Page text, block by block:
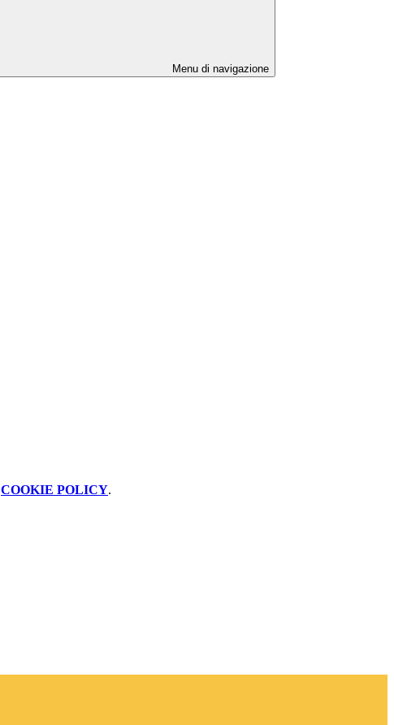
Menu di navigazione
COOKIE POLICY.